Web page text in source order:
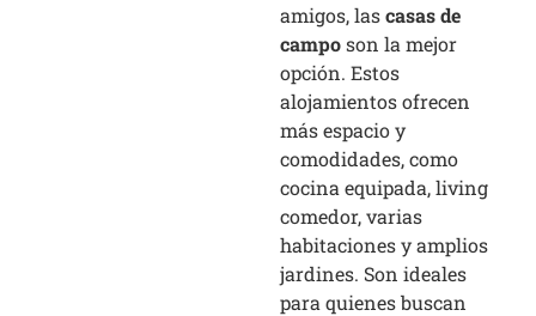
amigos, lascasas de
camposon la mejor
opción. Estos
alojamientos ofrecen
más espacio y
comodidades, como
cocina equipada, living
comedor, varias
habitaciones y amplios
jardines. Son ideales
para quienes buscan